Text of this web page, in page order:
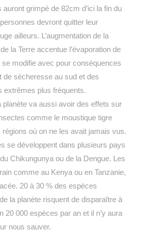
grimpé de 82cm d’ici la fin du
devront quitter leur
ailleurs. L’augmentation de la
la Terre accentue l’évaporation de
se modifie avec pour conséquences
de sécheresse au sud et des
extrêmes plus fréquents.
planète va aussi avoir des effets sur
comme le moustique tigre
où on ne les avait jamais vus.
se développent dans plusieurs pays
Chikungunya ou de la Dengue. Les
comme au Kenya ou en Tanzanie,
20 à 30 % des espèces
la planète risquent de disparaître à
20 000 espèces par an et il n’y aura
nous sauver.